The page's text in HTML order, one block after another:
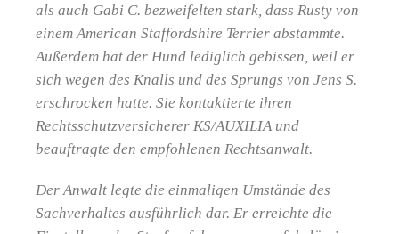
als auch Gabi C. bezweifelten stark, dass Rusty von
einem American Staffordshire Terrier abstammte.
Außerdem hat der Hund lediglich gebissen, weil er
sich wegen des Knalls und des Sprungs von Jens S.
erschrocken hatte. Sie kontaktierte ihren
Rechtsschutzversicherer KS/AUXILIA und
beauftragte den empfohlenen Rechtsanwalt.
Der Anwalt legte die einmaligen Umstände des
Sachverhaltes ausführlich dar. Er erreichte die